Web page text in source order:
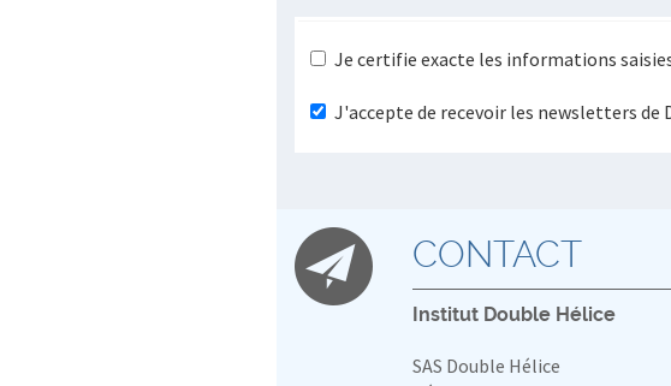
Je certifie exacte les informations
J'accepte de recevoir les newsletters de
CONTACT
Institut Double Hélice
SAS Double Hélice